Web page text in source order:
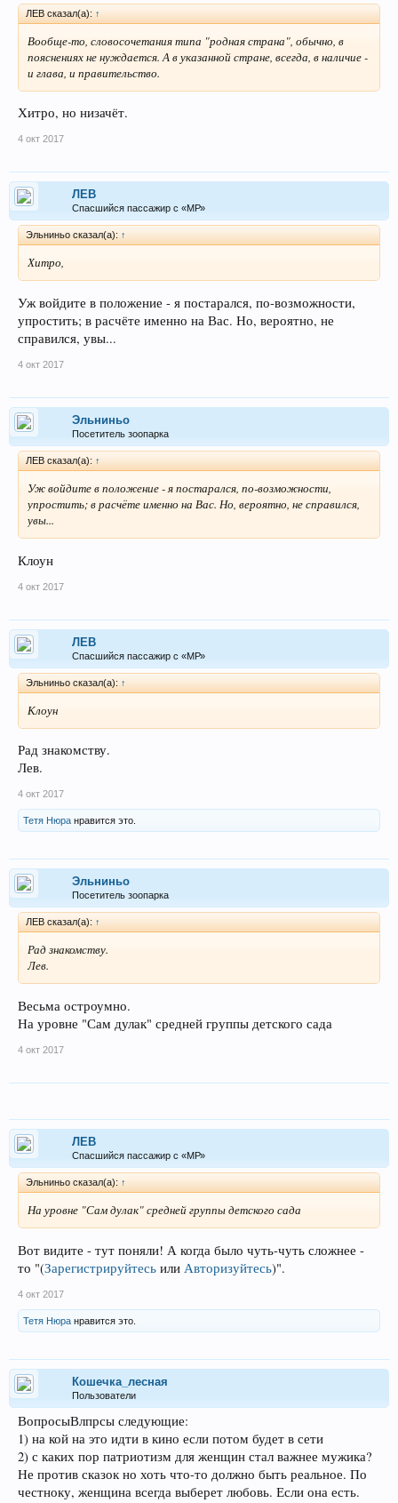
ЛEB сказал(а): ↑
Вообще-то, словосочетания типа "родная страна", обычно, в
пояснениях не нуждается. А в указанной стране, всегда, в наличие -
и глава, и правительство.
Хитро, но низачёт.
4 окт 2017
ЛEB
Спасшийся пассажир с «МР»
Эльниньо сказал(а): ↑
Хитро,
Уж войдите в положение - я постарался, по-возможности,
упростить; в расчёте именно на Вас. Но, вероятно, не
справился, увы...
4 окт 2017
Эльниньо
Посетитель зоопарка
ЛEB сказал(а): ↑
Уж войдите в положение - я постарался, по-возможности,
упростить; в расчёте именно на Вас. Но, вероятно, не справился,
увы...
Клоун
4 окт 2017
ЛEB
Спасшийся пассажир с «МР»
Эльниньо сказал(а): ↑
Клоун
Рад знакомству.
Лев.
4 окт 2017
Тетя Нюра нравится это.
Эльниньо
Посетитель зоопарка
ЛEB сказал(а): ↑
Рад знакомству.
Лев.
Весьма остроумно.
На уровне "Сам дулак" средней группы детского сада
4 окт 2017
ЛEB
Спасшийся пассажир с «МР»
Эльниньо сказал(а): ↑
На уровне "Сам дулак" средней группы детского сада
Вот видите - тут поняли! А когда было чуть-чуть сложнее -
то "(Зарегистрируйтесь или Авторизуйтесь)".
4 окт 2017
Тетя Нюра нравится это.
Кошечка_лесная
Пользователи
ВопросыВлпрсы следующие:
1) на кой на это идти в кино если потом будет в сети
2) с каких пор патриотизм для женщин стал важнее мужика?
Не против сказок но хоть что-то должно быть реальное. По
честноку, женщина всегда выберет любовь. Если она есть.